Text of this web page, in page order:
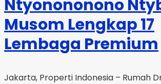
Ntyonononono
Musom Lengkap 17
Lembaga Premium
Jakarta, Properti Indonesia – Rumah